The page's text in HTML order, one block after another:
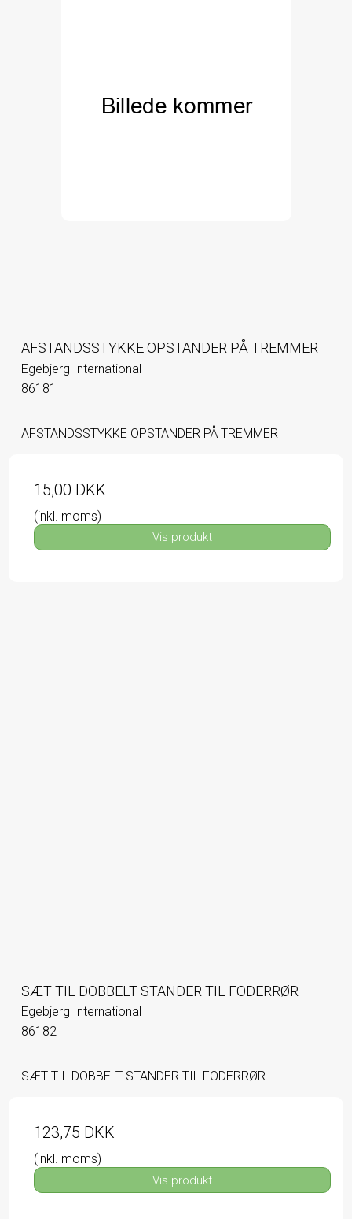
AFSTANDSSTYKKE OPSTANDER PÅ TREMMER
Egebjerg International
86181
AFSTANDSSTYKKE OPSTANDER PÅ TREMMER
15,00 DKK
(inkl. moms)
Vis produkt
SÆT TIL DOBBELT STANDER TIL FODERRØR
Egebjerg International
86182
SÆT TIL DOBBELT STANDER TIL FODERRØR
123,75 DKK
(inkl. moms)
Vis produkt